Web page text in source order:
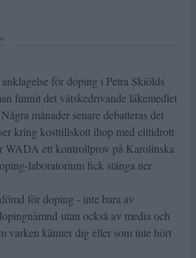
för doping i Petra Skiölds
funnit det vätskedrivande läkemedlet
månader senare debatteras det
kring kosttillskott ihop med elitidrott
WADA ett kontrollprov på Karolinska
laboratorium fick stänga ner
för doping - inte bara av
utan också av media och
varken känner dig eller som inte hört